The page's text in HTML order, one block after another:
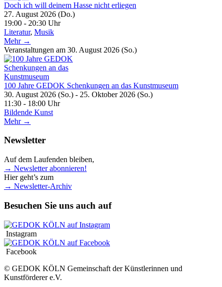
Doch ich will deinem Hasse nicht erliegen
27. August 2026 (Do.)
19:00 - 20:30 Uhr
Literatur, Musik
Mehr →
Veranstaltungen am 30. August 2026 (So.)
100 Jahre GEDOK Schenkungen an das Kunstmuseum
30. August 2026 (So.) - 25. Oktober 2026 (So.)
11:30 - 18:00 Uhr
Bildende Kunst
Mehr →
Newsletter
Auf dem Laufenden bleiben,
→ Newsletter abonnieren!
Hier geht’s zum
→ Newsletter-Archiv
Besuchen Sie uns auch auf
Instagram
Facebook
© GEDOK KÖLN Gemeinschaft der Künstlerinnen und
Kunstförderer e.V.